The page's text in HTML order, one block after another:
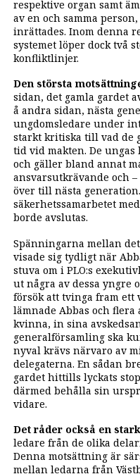
respektive organ samt
av en och samma
inrättades. Inom denna
systemet löper dock två
konfliktlinjer.
Den största
sidan, det gamla gardet
å andra sidan, nästa
ungdomsledare under
starkt kritiska till vad de
tid vid makten. De
och gäller bland annat
ansvarsutkrävande och
över till nästa
säkerhetssamarbetet
borde avslutas.
Spänningarna mellan
visade sig tydligt när
stuva om i PLO:s
ut några av dessa yngre
försök att tvinga fram
lämnade Abbas och flera
kvinna, in sina
generalförsamling ska
nyval krävs närvaro av
delegaterna. En sådan
gardet hittills lyckats
därmed behålla sin
vidare.
Det råder också en
ledare från de olika
Denna motsättning är
mellan ledarna från